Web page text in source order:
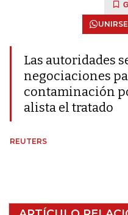
Las autoridades
negociaciones
contaminación
alista el tratado
REUTERS